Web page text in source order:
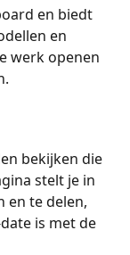
en biedt
en
werk openen
bekijken die
stelt je in
en te delen,
is met de